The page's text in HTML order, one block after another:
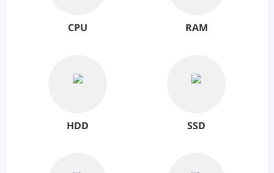
CPU RAM
HDD SSD